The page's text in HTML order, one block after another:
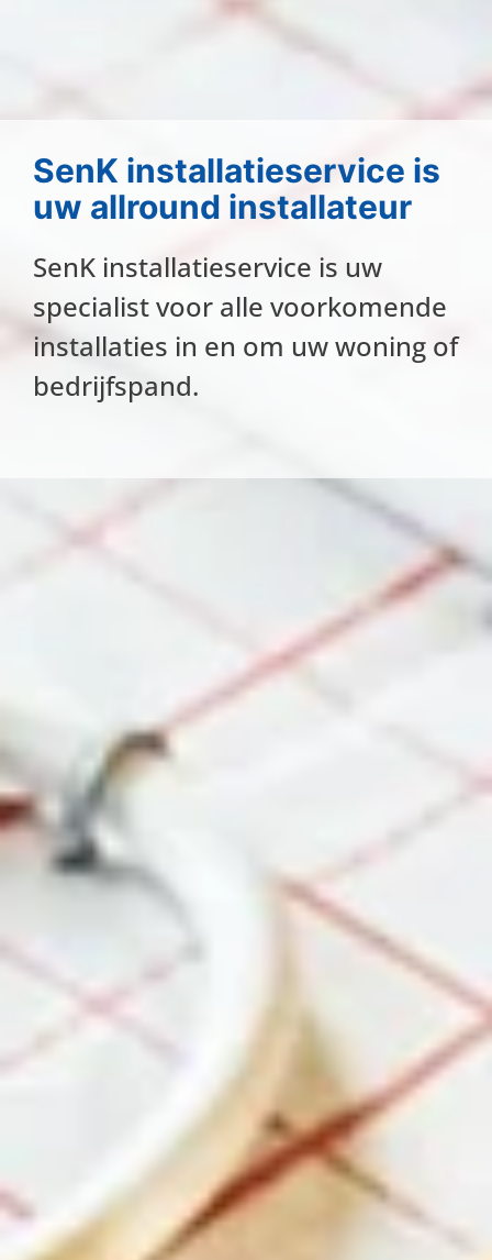
SenK installatieservice is
uw allround installateur
SenK installatieservice is uw
specialist voor alle voorkomende
installaties in en om uw woning of
bedrijfspand.